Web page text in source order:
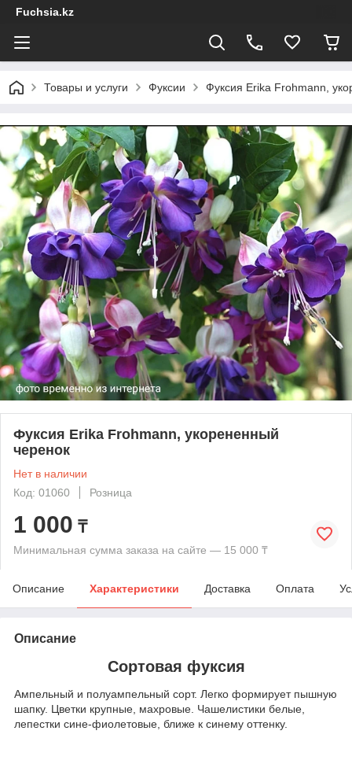
Fuchsia.kz
Товары и услуги Фуксии Фуксия Erika Frohmann,
Фуксия Erika Frohmann, укорененный
черенок
Нет в наличии
Код: 01060
Розница
1 000 ₸
Минимальная сумма заказа на сайте — 15 000 ₸
Описание Характеристики Доставка Оплата
Описание
Сортовая фуксия
Ампельный и полуампельный сорт. Легко формирует пышную
шапку. Цветки крупные, махровые. Чашелистики белые,
лепестки сине-фиолетовые, ближе к синему оттенку.